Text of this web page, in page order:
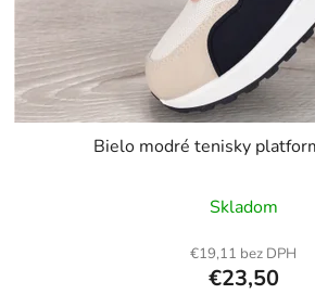
Bielo modré tenisky
Skladom
€19,11 bez DPH
€23,50